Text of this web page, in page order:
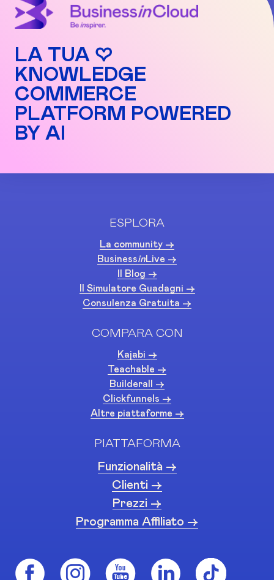
LA TUA ♡
KNOWLEDGE
COMMERCE
PLATFORM POWERED
BY AI
ESPLORA
La community ->
BusinessinLive ->
Il Blog ->
Il Simulatore Guadagni ->
Consulenza Gratuita ->
COMPARA CON
Kajabi ->
Teachable ->
Builderall ->
Clickfunnels ->
Altre piattaforme ->
PIATTAFORMA
Funzionalità ->
Clienti ->
Prezzi ->
Programma Affiliato ->